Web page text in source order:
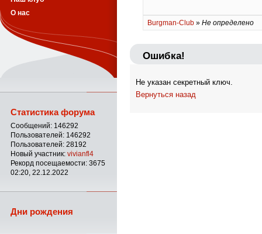
Burgman-Club » Не определено
Ошибка!
Не указан секретный ключ.
Вернуться назад
О нас
Статистика форума
Сообщений: 146292
Пользователей: 146292
Пользователей: 28192
Новый участник: vivianfl4
Рекорд посещаемости: 3675
02:20, 22.12.2022
Дни рождения